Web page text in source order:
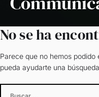
No se ha
Parece que no hemos
pueda ayudarte una